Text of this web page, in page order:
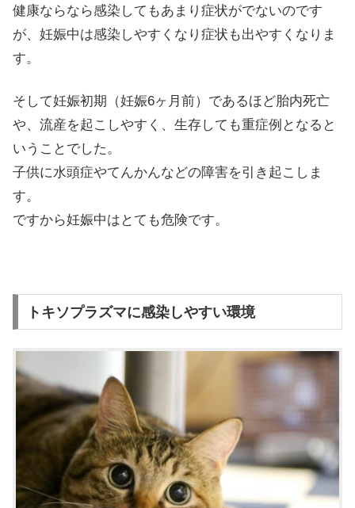
健康ならなら感染してもあまり症状がでないのです
が、妊娠中は感染しやすくなり症状も出やすくなりま
す。
そして妊娠初期（妊娠6ヶ月前）であるほど胎内死亡
や、流産を起こしやすく、生存しても重症例となると
いうことでした。
子供に水頭症やてんかんなどの障害を引き起こしま
す。
ですから妊娠中はとても危険です。
トキソプラズマに感染しやすい環境